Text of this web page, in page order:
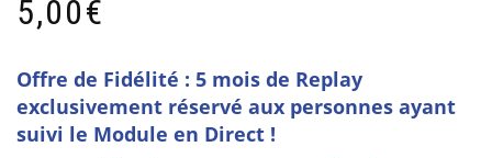
5,00€
Offre de Fidélité : 5 mois de Replay
exclusivement réservé aux personnes ayant
suivi le Module en Direct !